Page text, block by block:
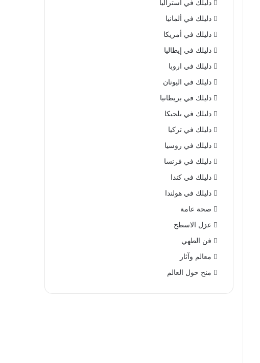
دليلك في أستراليا
دليلك في ألمانيا
دليلك في أمريكا
دليلك في إيطاليا
دليلك في اروبا
دليلك في اليونان
دليلك في بريطانيا
دليلك في بلجيكا
دليلك في تركيا
دليلك في روسيا
دليلك في فرنسا
دليلك في كندا
دليلك في هولندا
صحة عامة
عزل الاسطح
فن الطهي
معالم وآثار
منح حول العالم